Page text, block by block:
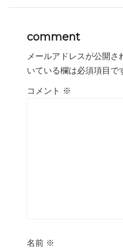
comment
メールアドレスが公開さ
いている欄は必須項目で
コメント ※
名前 ※